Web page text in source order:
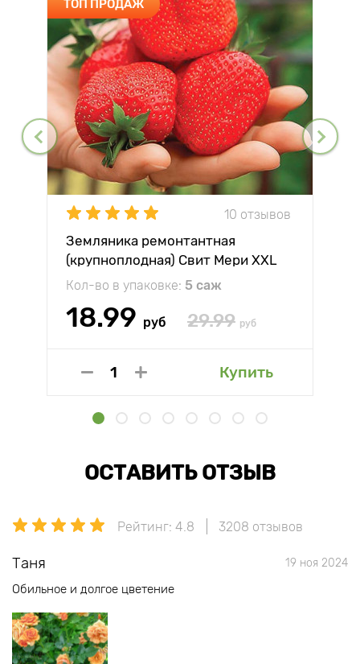
ТОП ПРОДАЖ
10 отзывов
Земляника ремонтантная
(крупноплодная) Свит Мери XXL
Кол-во в упаковке: 5 саж
18.99 руб 29.99 руб
Купить
ОСТАВИТЬ ОТЗЫВ
Рейтинг: 4.8 3208 отзывов
Таня 19 ноя 2024
Обильное и долгое цветение